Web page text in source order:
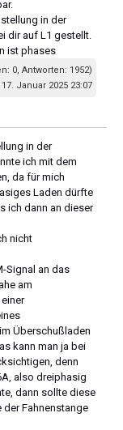
in der
dir auf L1 gestellt.
ist phases
0, Antworten: 1952)
Januar 2025 23:07
in der
ich mit dem
da für mich
Laden dürfte
ich dann an dieser
nicht
Signal an das
am
Überschußladen
kann man ja bei
denn
also dreiphasig
dann sollte diese
der Fahnenstange